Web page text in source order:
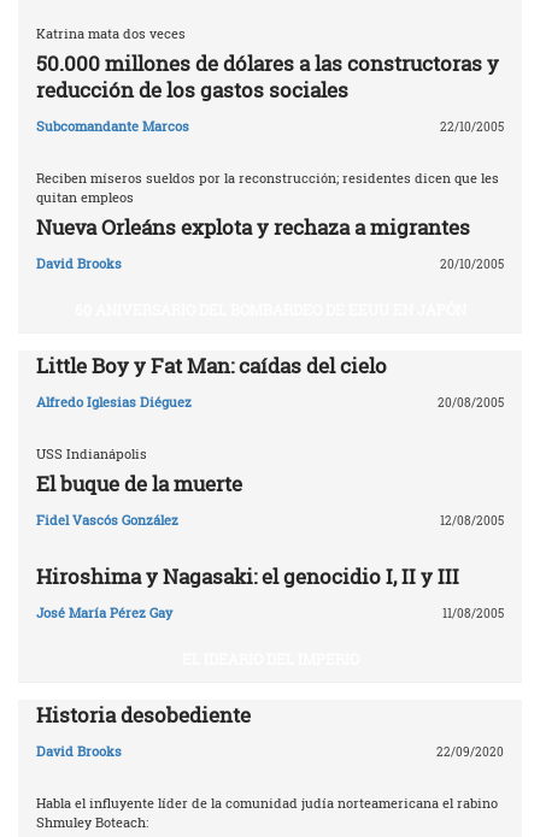
Katrina mata dos veces
50.000 millones de dólares a las constructoras y
reducción de los gastos sociales
Subcomandante Marcos 22/10/2005
Reciben míseros sueldos por la reconstrucción; residentes dicen que les
quitan empleos
Nueva Orleáns explota y rechaza a migrantes
David Brooks 20/10/2005
Little Boy y Fat Man: caídas del cielo
Alfredo Iglesias Diéguez 20/08/2005
USS Indianápolis
El buque de la muerte
Fidel Vascós González 12/08/2005
Hiroshima y Nagasaki: el genocidio I, II y III
José María Pérez Gay 11/08/2005
Historia desobediente
David Brooks 22/09/2020
Habla el influyente líder de la comunidad judía norteamericana el rabino
Shmuley Boteach: